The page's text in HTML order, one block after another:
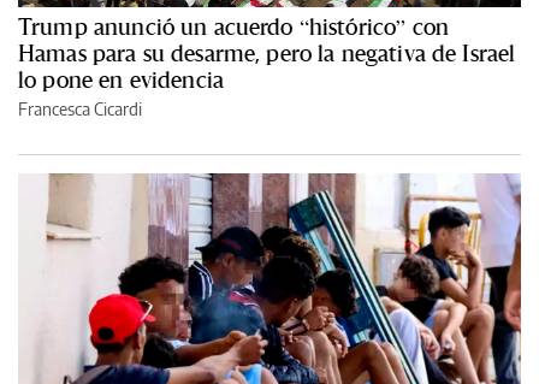
Trump anunció un acuerdo “histórico” con
Hamas para su desarme, pero la negativa de Israel
lo pone en evidencia
Francesca Cicardi